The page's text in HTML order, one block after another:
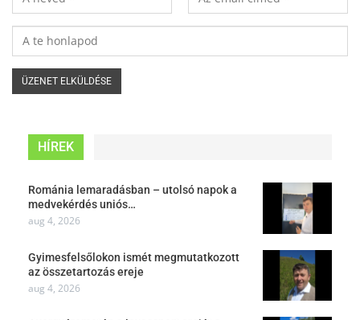
HÍREK
Románia lemaradásban – utolsó napok a
medvekérdés uniós…
aug 4, 2026
Gyimesfelsőlokon ismét megmutatkozott
az összetartozás ereje
aug 4, 2026